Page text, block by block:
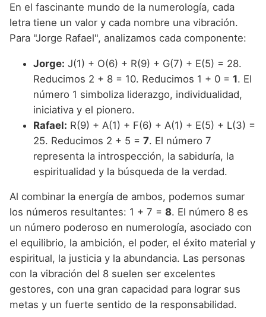
En el fascinante mundo de la numerología, cada
letra tiene un valor y cada nombre una vibración.
Para "Jorge Rafael", analizamos cada componente:
Jorge: J(1) + O(6) + R(9) + G(7) + E(5) = 28.
Reducimos 2 + 8 = 10. Reducimos 1 + 0 = 1. El
número 1 simboliza liderazgo, individualidad,
iniciativa y el pionero.
Rafael: R(9) + A(1) + F(6) + A(1) + E(5) + L(3) =
25. Reducimos 2 + 5 = 7. El número 7
representa la introspección, la sabiduría, la
espiritualidad y la búsqueda de la verdad.
Al combinar la energía de ambos, podemos sumar
los números resultantes: 1 + 7 = 8. El número 8 es
un número poderoso en numerología, asociado con
el equilibrio, la ambición, el poder, el éxito material y
espiritual, la justicia y la abundancia. Las personas
con la vibración del 8 suelen ser excelentes
gestores, con una gran capacidad para lograr sus
metas y un fuerte sentido de la responsabilidad.